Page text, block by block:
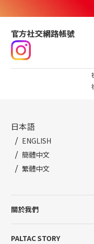
官方社交網路帳號
日本語
ENGLISH
簡體中文
繁體中文
關於我們
PALTAC STORY